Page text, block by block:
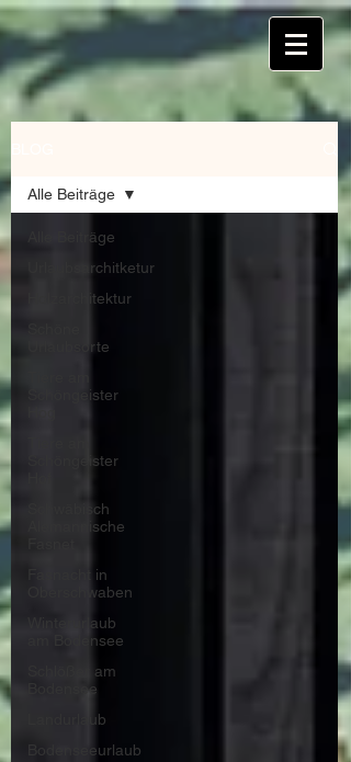
Alle Beiträge
Urlaubsarchitketur
Holzarchitektur
Urlaubsorte
Schöngeister
Schöngeister
Schwäbisch
Alemannische
Fasnacht in
Oberschwaben
Winterurlaub
am Bodensee
Schlößer am
Bodensee
Landurlaub
Bodenseeurlaub
Alle Beiträge